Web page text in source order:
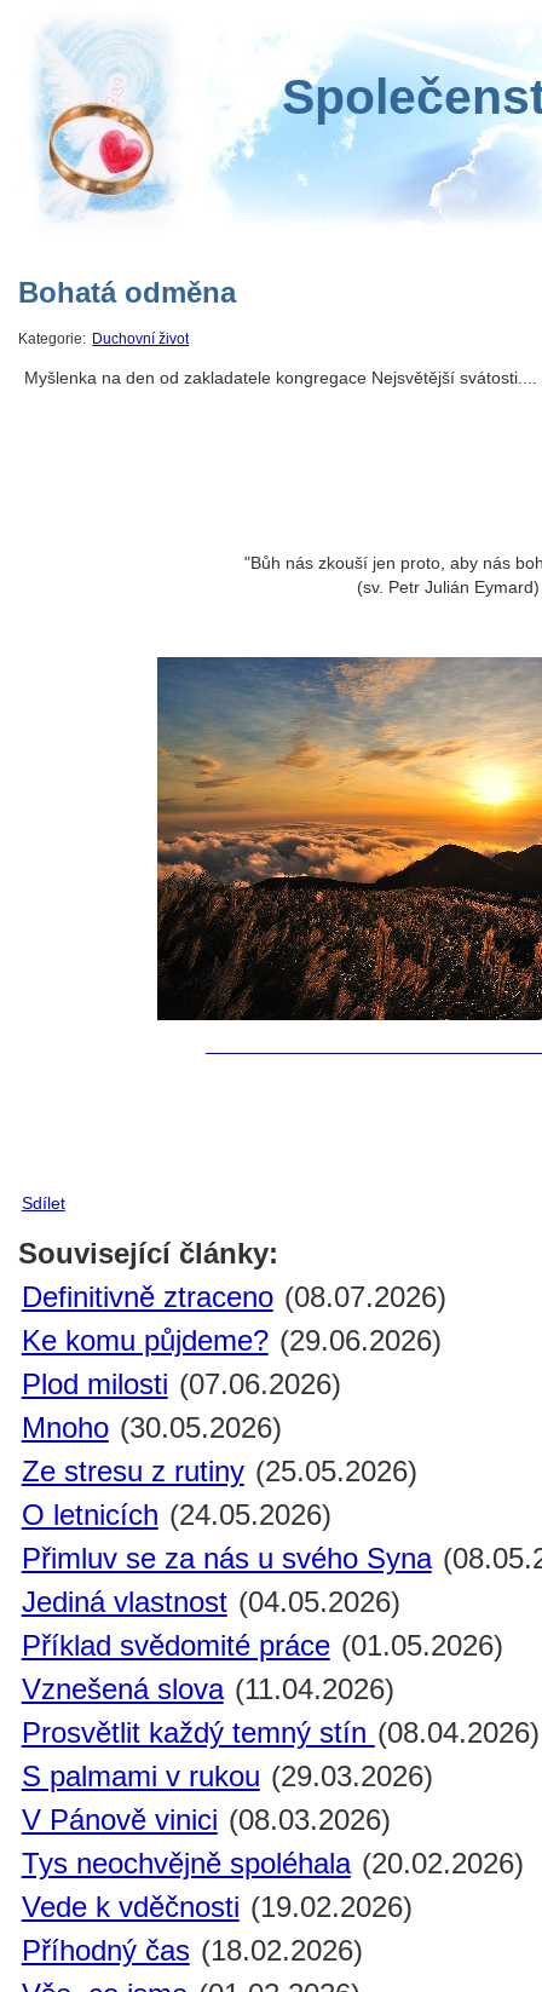
Bohatá odměna
Kategorie: Duchovní život
Myšlenka na den od zakladatele kongregace Nejsvětější svátosti....
"Bůh nás zkouší jen proto, aby nás
(sv. Petr Julián Eymard)
Sdílet
Související články:
Definitivně ztraceno (08.07.2026)
Ke komu půjdeme? (29.06.2026)
Plod milosti (07.06.2026)
Mnoho (30.05.2026)
Ze stresu z rutiny (25.05.2026)
O letnicích (24.05.2026)
Přimluv se za nás u svého Syna
Jediná vlastnost (04.05.2026)
Příklad svědomité práce (01.05.2026)
Vznešená slova (11.04.2026)
Prosvětlit každý temný stín (08.04.2026)
S palmami v rukou (29.03.2026)
V Pánově vinici (08.03.2026)
Tys neochvějně spoléhala (20.02.2026)
Vede k vděčnosti (19.02.2026)
Příhodný čas (18.02.2026)